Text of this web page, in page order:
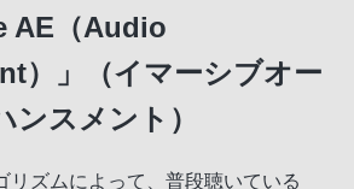
AE（Audio
）」（イマーシブオー
ンスメント）
リズムによって、普段聴いている